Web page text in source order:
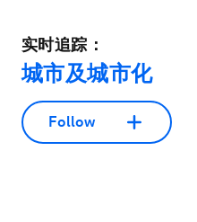
实时追踪：
城市及城市化
Follow